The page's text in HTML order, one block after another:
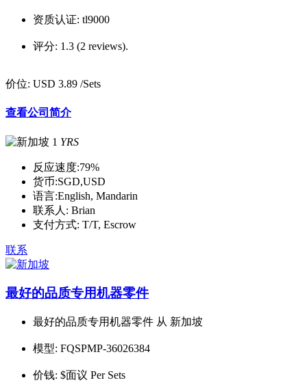
资质认证: tl9000
评分: 1.3 (2 reviews).
价位: USD 3.89 /Sets
查看公司简介
1 YRS
反应速度:79%
货币:SGD,USD
语言:English, Mandarin
联系人: Brian
支付方式: T/T, Escrow
联系
最好的品质专用机器零件
最好的品质专用机器零件 从 新加坡
模型: FQSPMP-36026384
价钱: $面议 Per Sets